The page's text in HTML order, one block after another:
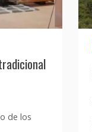
de los